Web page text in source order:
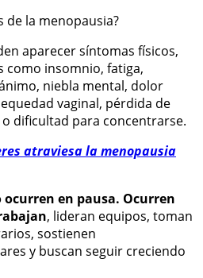
de la menopausia?
aparecer síntomas físicos,
como insomnio, fatiga,
niebla mental, dolor
vaginal, pérdida de
dificultad para concentrarse.
atraviesa la menopausia
en pausa. Ocurren
, lideran equipos, toman
sostienen
y buscan seguir creciendo